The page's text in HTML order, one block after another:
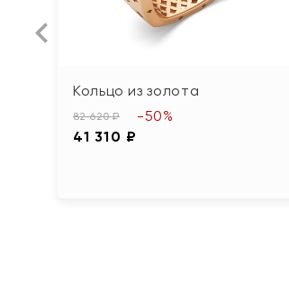
Кольцо из золота
82 620 ₽
41 310 ₽
-50%